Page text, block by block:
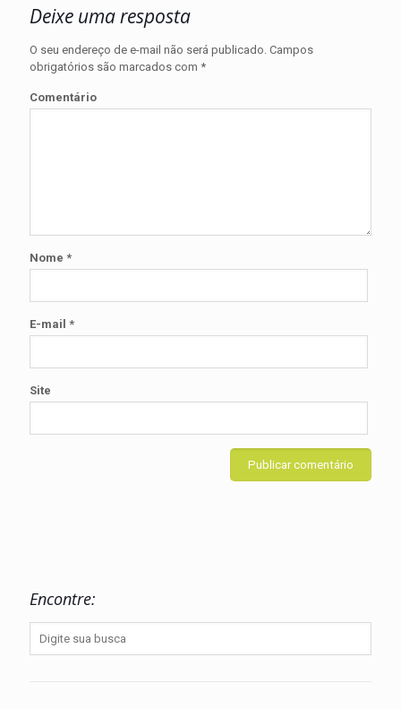
Deixe uma resposta
O seu endereço de e-mail não será publicado. Campos
obrigatórios são marcados com *
Comentário
Nome *
E-mail *
Site
Encontre: